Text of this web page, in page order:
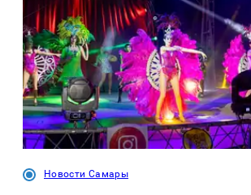
Новости Самары